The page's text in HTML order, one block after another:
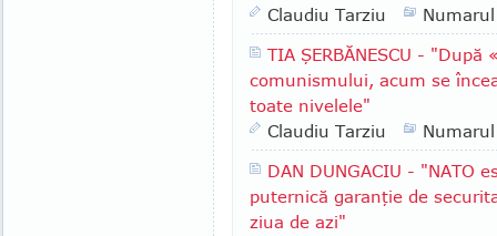
Claudiu Tarziu
TIA ŞERBĂNESCU -
comunismului, acum se
toate nivelele"
Claudiu Tarziu
DAN DUNGACIU - "NATO
puternică garanţie de
ziua de azi"